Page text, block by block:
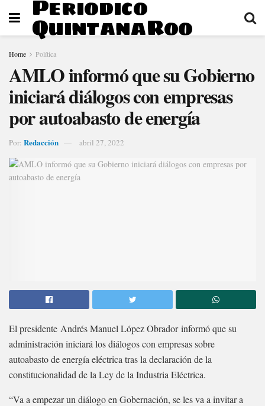
Periodico
QuintanaRoo
Home Política
AMLO informó que su Gobierno
iniciará diálogos con empresas
por autoabasto de energía
Por: Redacción abril 27, 2022
El presidente Andrés Manuel López Obrador informó que su
administración iniciará los diálogos con empresas sobre
autoabasto de energía eléctrica tras la declaración de la
constitucionalidad de la Ley de la Industria Eléctrica.
“Va a empezar un diálogo en Gobernación, se les va a invitar a